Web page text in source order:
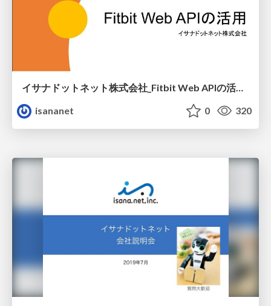
イサナドットネット株式会社_Fitbit Web APIの活用事例_20230526
isananet
0 320